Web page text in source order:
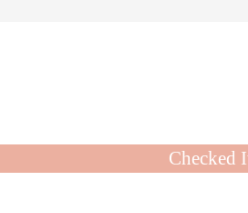
Checked